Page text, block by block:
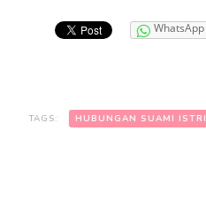
WhatsApp
TAGS: HUBUNGAN SUAMI ISTRI